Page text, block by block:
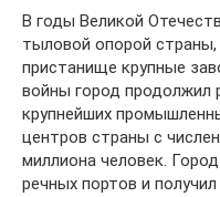
В годы Великой
тыловой опорой
пристанище крупные
войны город продолжил
крупнейших
центров страны с
миллиона человек.
речных портов и